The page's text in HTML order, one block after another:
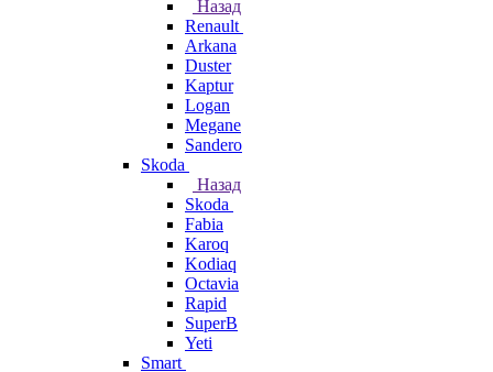
Назад
Renault
Arkana
Duster
Kaptur
Logan
Megane
Sandero
Skoda
Назад
Skoda
Fabia
Karoq
Kodiaq
Octavia
Rapid
SuperB
Yeti
Smart